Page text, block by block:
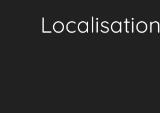
Localisation